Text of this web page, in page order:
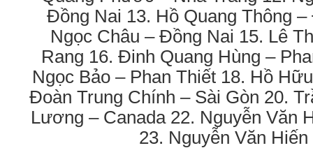
Đồng Nai 13. Hồ Quang Thông
Ngọc Châu – Đồng Nai 15. Lê
Rang 16. Đinh Quang Hùng –
Ngọc Bảo – Phan Thiết 18. Hồ
Đoàn Trung Chính – Sài Gòn 20.
Lương – Canada 22. Nguyễn Văn
23. Nguyễn Văn Hiến